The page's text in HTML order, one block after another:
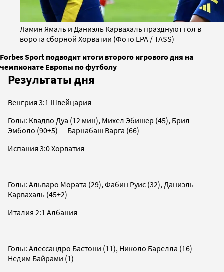
Ламин Ямаль и Даниэль Карвахаль празднуют гол в
ворота сборной Хорватии (Фото EPA / TASS)
Forbes Sport подводит итоги второго игрового дня на
чемпионате Европы по футболу
Результаты дня
Венгрия 3:1 Швейцария
Голы: Квадво Дуа (12 мин), Михел Эбишер (45), Брил
Эмболо (90+5) — Барнабаш Варга (66)
Испания 3:0 Хорватия
Голы: Альваро Мората (29), Фабин Руис (32), Даниэль
Карвахаль (45+2)
Италия 2:1 Албания
Голы: Алессандро Бастони (11), Николо Барелла (16) —
Недим Байрами (1)